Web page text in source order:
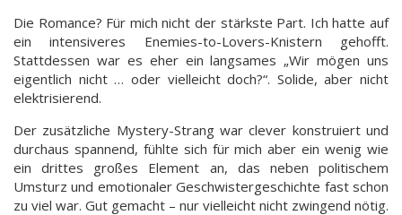
Die Romance? Für mich nicht der stärkste Part. Ich hatte auf
ein intensiveres Enemies-to-Lovers-Knistern gehofft.
Stattdessen war es eher ein langsames „Wir mögen uns
eigentlich nicht … oder vielleicht doch?“. Solide, aber nicht
elektrisierend.
Der zusätzliche Mystery-Strang war clever konstruiert und
durchaus spannend, fühlte sich für mich aber ein wenig wie
ein drittes großes Element an, das neben politischem
Umsturz und emotionaler Geschwistergeschichte fast schon
zu viel war. Gut gemacht – nur vielleicht nicht zwingend nötig.